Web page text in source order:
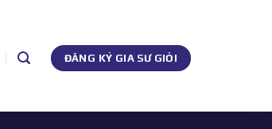
ĐĂNG KÝ GIA SƯ GIỎI